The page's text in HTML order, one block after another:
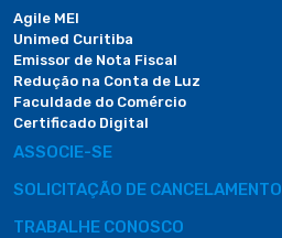
Agile MEI
Unimed Curitiba
Emissor de Nota Fiscal
Redução na Conta de Luz
Faculdade do Comércio
Certificado Digital
ASSOCIE-SE
SOLICITAÇÃO DE CANCELAMENTO
TRABALHE CONOSCO